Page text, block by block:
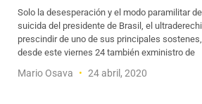
Solo la desesperación y el modo paramilitar
suicida del presidente de Brasil, el
prescindir de uno de sus principales
desde este viernes 24 también exministro de
Mario Osava 24 abril, 2020